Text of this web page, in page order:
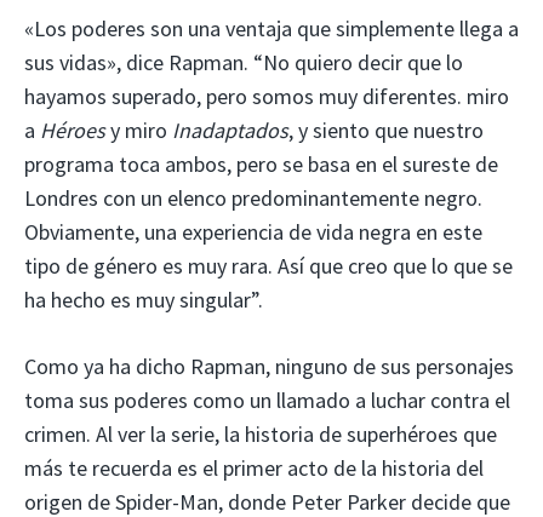
«Los poderes son una ventaja que simplemente llega a
sus vidas», dice Rapman. “No quiero decir que lo
hayamos superado, pero somos muy diferentes. miro
a Héroesy miro Inadaptados, y siento que nuestro
programa toca ambos, pero se basa en el sureste de
Londres con un elenco predominantemente negro.
Obviamente, una experiencia de vida negra en este
tipo de género es muy rara. Así que creo que lo que se
ha hecho es muy singular”.
Como ya ha dicho Rapman, ninguno de sus personajes
toma sus poderes como un llamado a luchar contra el
crimen. Al ver la serie, la historia de superhéroes que
más te recuerda es el primer acto de la historia del
origen de Spider-Man, donde Peter Parker decide que